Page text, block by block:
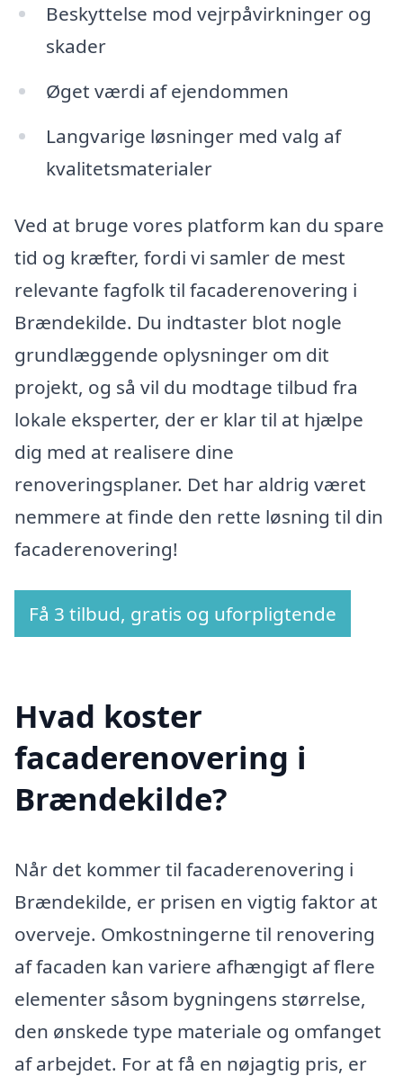
Beskyttelse mod vejrpåvirkninger og
skader
Øget værdi af ejendommen
Langvarige løsninger med valg af
kvalitetsmaterialer
Ved at bruge vores platform kan du spare
tid og kræfter, fordi vi samler de mest
relevante fagfolk til facaderenovering i
Brændekilde. Du indtaster blot nogle
grundlæggende oplysninger om dit
projekt, og så vil du modtage tilbud fra
lokale eksperter, der er klar til at hjælpe
dig med at realisere dine
renoveringsplaner. Det har aldrig været
nemmere at finde den rette løsning til din
facaderenovering!
Få 3 tilbud, gratis og uforpligtende
Hvad koster
facaderenovering i
Brændekilde?
Når det kommer til facaderenovering i
Brændekilde, er prisen en vigtig faktor at
overveje. Omkostningerne til renovering
af facaden kan variere afhængigt af flere
elementer såsom bygningens størrelse,
den ønskede type materiale og omfanget
af arbejdet. For at få en nøjagtig pris, er